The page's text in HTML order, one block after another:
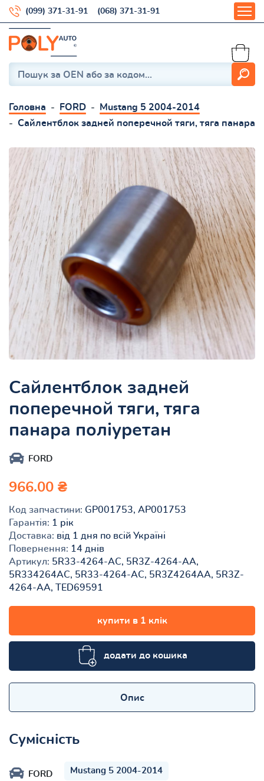
(099) 371-31-91 (068) 371-31-91
Головна FORD
Mustang 5 2004-2014
Сайлентблок задней поперечной тяги, тяга панара
Сайлентблок задней
поперечной тяги, тяга
панара поліуретан
FORD
966.00 ₴
Код запчастини: GP001753, AP001753
Гарантія: 1 рік
Доставка: від 1 дня по всій Україні
Повернення: 14 днів
Артикул: 5R33-4264-AC, 5R3Z-4264-AA,
5R334264AC, 5R33-4264-AC, 5R3Z4264AA, 5R3Z-
4264-AA, TED69591
купити в 1 клік
додати до кошика
Опис
Сумісність
FORD Mustang 5 2004-2014